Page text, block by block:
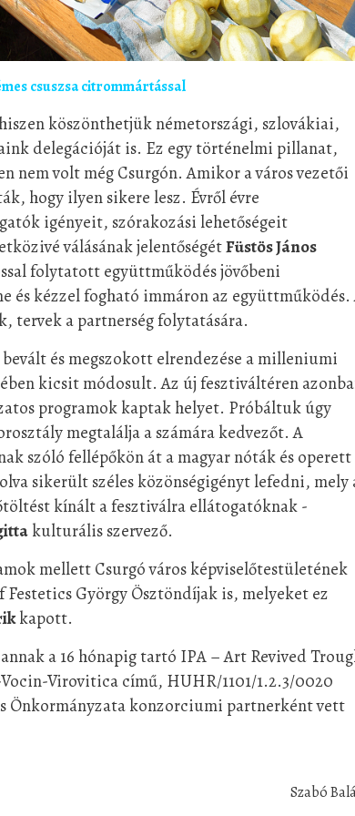
csuszsa citrommártással
köszönthetjük németországi, szlovákiai,
delegációját is. Ez egy történelmi pillanat,
nem volt még Csurgón. Amikor a város vezetői
hogy ilyen sikere lesz. Évről évre
igényeit, szórakozási lehetőségeit
válásának jelentőségétFüstös János
folytatott együttműködés jövőbeni
és kézzel fogható immáron az együttműködés.
tervek a partnerség folytatására.
és megszokott elrendezése a milleniumi
kicsit módosult. Az új fesztiváltéren
programok kaptak helyet. Próbáltuk úgy
megtalálja a számára kedvezőt. A
szóló fellépőkön át a magyar nóták és operett
sikerült széles közönségigényt lefedni, mely
kínált a fesztiválra ellátogatóknak -
kulturális szervező.
mellett Csurgó város képviselőtestületének
György Ösztöndíjak is, melyeket ez
kapott.
a 16 hónapig tartó IPA – Art Revived
Virovitica című, HUHR/1101/1.2.3/0020
Önkormányzata konzorciumi partnerként vett
Szabó